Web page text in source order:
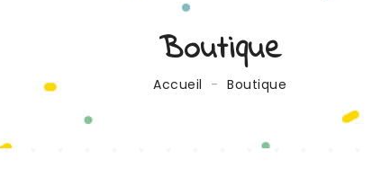
Boutique
Accueil Boutique